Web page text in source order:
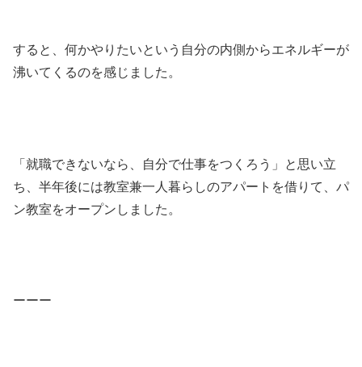
すると、何かやりたいという自分の内側からエネルギーが
沸いてくるのを感じました。
「就職できないなら、自分で仕事をつくろう」と思い立
ち、半年後には教室兼一人暮らしのアパートを借りて、パ
ン教室をオープンしました。
ーーー